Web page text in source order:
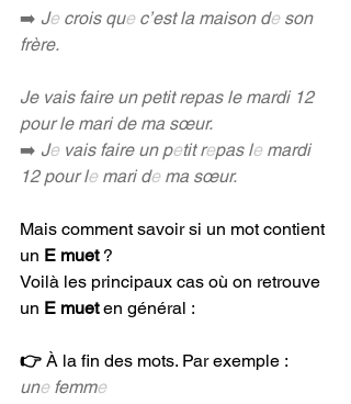
➡️ Je crois que c’est la maison de son
frère.
Je vais faire un petit repas le mardi 12
pour le mari de ma sœur.
➡️ Je vais faire un petit repas le mardi
12 pour le mari de ma sœur.
Mais comment savoir si un mot contient
un E muet ?
Voilà les principaux cas où on retrouve
un E muet en général :
👉 À la fin des mots. Par exemple :
une femme